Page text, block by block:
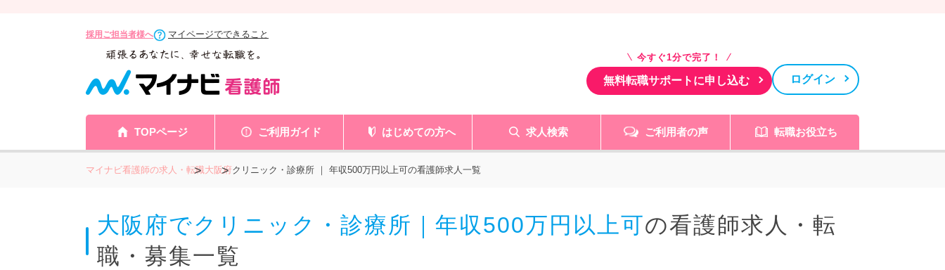
採用ご担当者様へ マイページでできること
今すぐ1分で完了！
無料転職サポートに申し込む ログイン
TOPページ ご利用ガイド はじめての方へ 求人検索 ご利用者の声 転職お役立ち
マイナビ看護師の求人・転職大阪府クリニック・診療所 ｜ 年収500万円以上可の看護師求人一覧
大阪府でクリニック・診療所｜年収500万円以上可の看護師求人・転
職・募集一覧